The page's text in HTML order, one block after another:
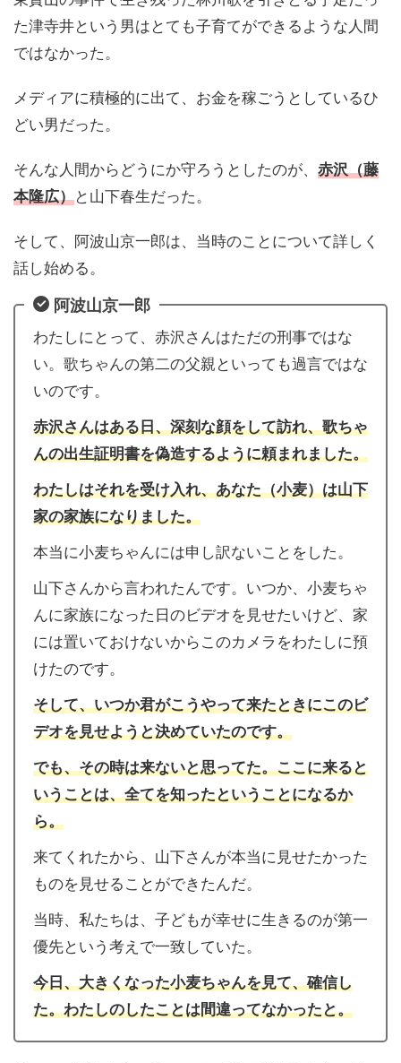
た津寺井という男はとても子育てができるような人間
ではなかった。
メディアに積極的に出て、お金を稼ごうとしているひ
どい男だった。
そんな人間からどうにか守ろうとしたのが、 赤沢（藤
本隆広）と山下春生だった。
そして、阿波山京一郎は、当時のことについて詳しく
話し始める。
阿波山京一郎
わたしにとって、赤沢さんはただの刑事ではな
い。歌ちゃんの第二の父親といっても過言ではな
いのです。
赤沢さんはある日、深刻な顔をして訪れ、歌ちゃ
んの出生証明書を偽造するように頼まれました。
わたしはそれを受け入れ、あなた（小麦）は山下
家の家族になりました。
本当に小麦ちゃんには申し訳ないことをした。
山下さんから言われたんです。いつか、小麦ちゃ
んに家族になった日のビデオを見せたいけど、家
には置いておけないからこのカメラをわたしに預
けたのです。
そして、いつか君がこうやって来たときにこのビ
デオを見せようと決めていたのです。
でも、その時は来ないと思ってた。ここに来ると
いうことは、全てを知ったということになるか
ら。
来てくれたから、山下さんが本当に見せたかった
ものを見せることができたんだ。
当時、私たちは、子どもが幸せに生きるのが第一
優先という考えで一致していた。
今日、大きくなった小麦ちゃんを見て、確信し
た。わたしのしたことは間違ってなかったと。